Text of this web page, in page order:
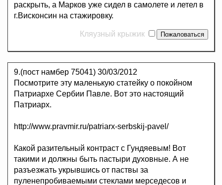
раскрыть, а Марков уже сидел в самолете и летел в
г.Висконсин на стажировку.
Кляузный крыжик
9.(пост намбер 75041) 30/03/2012
Посмотрите эту маленькую статейку о покойном
Патриархе Сербии Павле. Вот это настоящий
Патриарх.
http://www.pravmir.ru/patriarx-serbskij-pavel/
Какой разительный контраст с Гундяевым! Вот
такими и должны быть пастыри духовные. А не
разъезжать укрывшись от паствы за
пуленепробиваемыми стеклами мерседесов и